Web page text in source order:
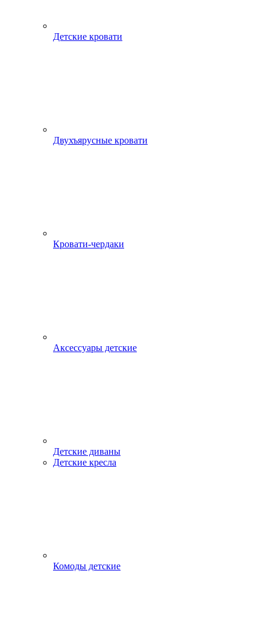
Детские кровати
Двухъярусные кровати
Кровати-чердаки
Аксессуары детские
Детские диваны
Детские кресла
Комоды детские